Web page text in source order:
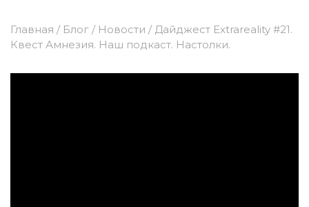
Главная / Блог / Новости / Дайджест Extrareality #21.
Квест Амнезия. Наш подкаст. Настолки.